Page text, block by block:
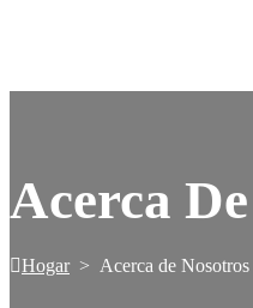
Acerca
Hogar > Acerca de Nosotros